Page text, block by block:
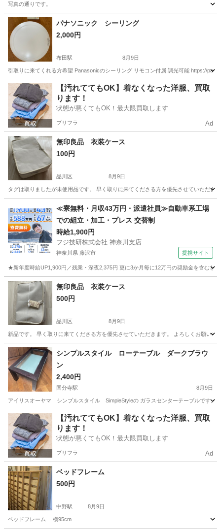
写真の通りです。
東京 足立区 扇大橋駅
パナソニック シーリング
2,000円
布田駅 8月9日
引取りに来てくれる方希望 Panasonicのシーリング リモコン付属 調光可能 https://
東京 調布市 布田駅 照明器具
【汚れててもOK】着なくなった洋服、買取
ります！
状態が悪くてもOK！最大限買取します
プリフラ Ad
無印良品 衣装ケース
100円
品川区 8月9日
タグは取りましたが未使用品です。 早く取りに来てくださる方を優先させていただき
収納家具
≪寮無料・月収43万円・派遣社員≫自動車系工場
での組立・加工・プレス 交替制
時給1,900円
フジ技研株式会社 神奈川支店
神奈川県 藤沢市 提携サイト
★新年度時給UP1,900円／残業・深夜2,375円 更に3か月毎に12万円の奨励金を含む
神奈川 藤沢市 その他
無印良品 衣装ケース
500円
品川区 8月9日
新品です。 早く取りに来てくださる方を優先させていただきます。 よろしくお願いし
東京 品川区 収納家具 無印良品
シンプルスタイル ローテーブル ダークブラウ
ン
2,400円
国分寺駅 8月9日
アイリスオーヤマ シンプルスタイル SimpleStyleの ガラスセンターテーブルです。
東京 国分寺市 国分寺駅 テーブル ロー
【汚れててもOK】着なくなった洋服、買取
ります！
状態が悪くてもOK！最大限買取します
プリフラ Ad
ベッドフレーム
500円
中野駅 8月9日
ベッドフレーム 横95cm